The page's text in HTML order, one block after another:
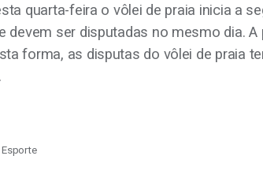
quarta-feira o vôlei de praia inicia a
devem ser disputadas no mesmo dia.
forma, as disputas do vôlei de praia
Esporte